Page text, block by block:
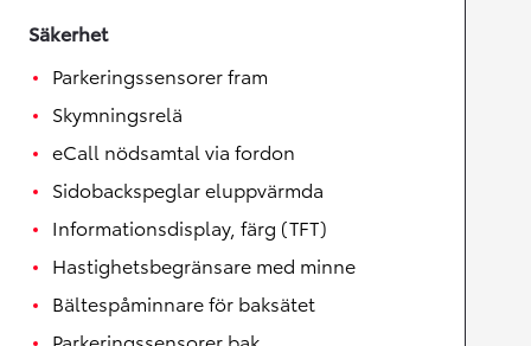
Säkerhet
Parkeringssensorer fram
Skymningsrelä
eCall nödsamtal via fordon
Sidobackspeglar eluppvärmda
Informationsdisplay, färg (TFT)
Hastighetsbegränsare med minne
Bältespåminnare för baksätet